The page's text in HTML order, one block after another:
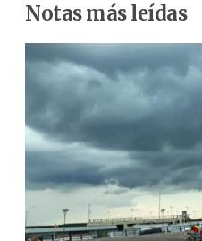
Notas más leídas